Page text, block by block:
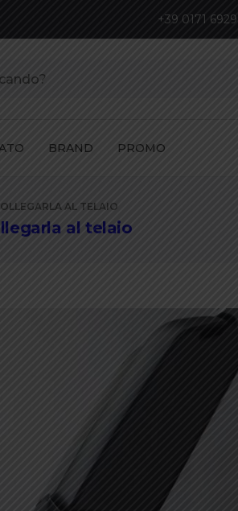
+39 0171
BRAND PROMO
AL TELAIO
al telaio